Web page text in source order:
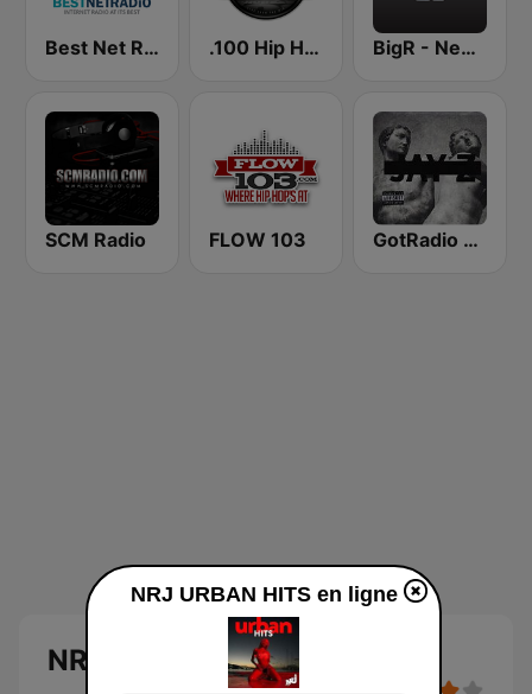
Best Net Radio - R&B .100 Hip Hop and RNB.FM BigR - New R&B Hits
SCM Radio FLOW 103 GotRadio - Hip Hop Stop
NRJ URBAN HITS
NRJ URBAN HITS en ligne